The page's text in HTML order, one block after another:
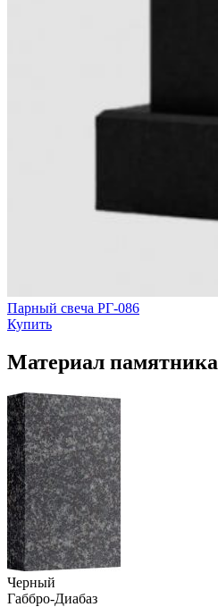
Парный свеча РГ-086
Купить
Материал памятника
Черный
Габбро-Диабаз